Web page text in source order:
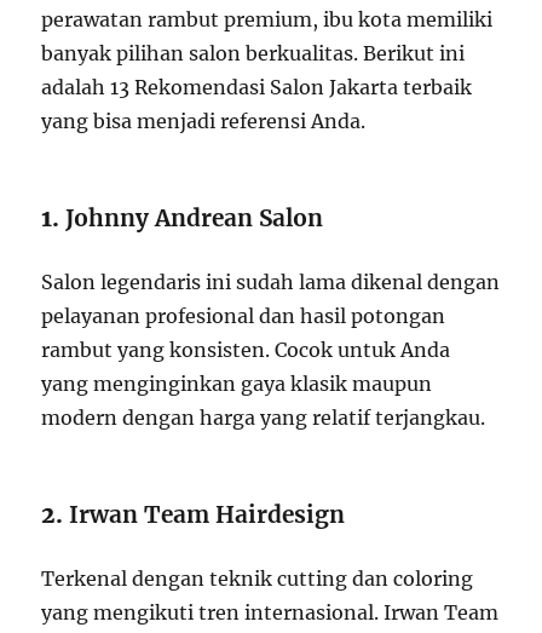
perawatan rambut premium, ibu kota memiliki
banyak pilihan salon berkualitas. Berikut ini
adalah 13 Rekomendasi Salon Jakarta terbaik
yang bisa menjadi referensi Anda.
1.Johnny Andrean Salon
Salon legendaris ini sudah lama dikenal dengan
pelayanan profesional dan hasil potongan
rambut yang konsisten. Cocok untuk Anda
yang menginginkan gaya klasik maupun
modern dengan harga yang relatif terjangkau.
2.Irwan Team Hairdesign
Terkenal dengan teknik cutting dan coloring
yang mengikuti tren internasional. Irwan Team